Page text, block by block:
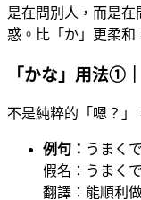
是在問別人，而是
惑。比「か」更柔和
「かな」用法①
不是純粹的「嗯？」
例句： うまく
假名：うまく
翻譯：能順利